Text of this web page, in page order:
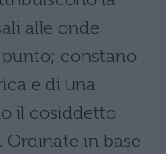
alle onde
constano
e di una
il cosiddetto
in base